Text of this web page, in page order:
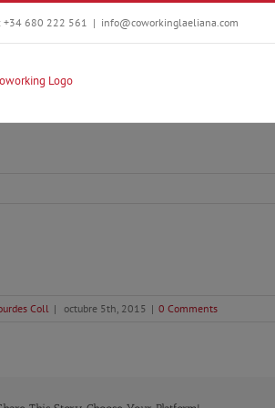
+34 680 222 561 | info@coworkinglaeliana.com
Coll | octubre 5th, 2015 | 0 Comments